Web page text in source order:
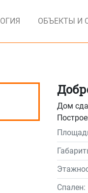
ОБЪЕКТЫ И
Дом
Спален: